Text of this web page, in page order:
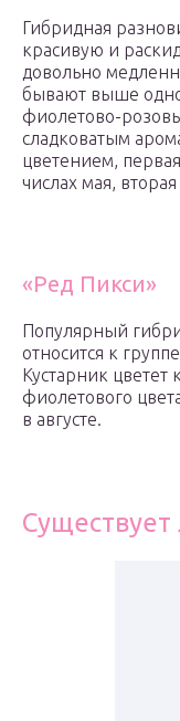
Гибридная
красивую и
довольно
бывают выше
фиолетово-
сладковатым
цветением,
числах мая,
«Ред Пикси»
Популярный
относится к
Кустарник
фиолетового
в августе.
Существует